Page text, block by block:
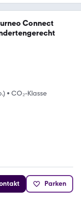
Connect
• CO₂-Klasse
Parken